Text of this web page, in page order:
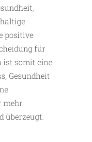
positive
für
ist somit eine
Gesundheit
mehr
überzeugt.